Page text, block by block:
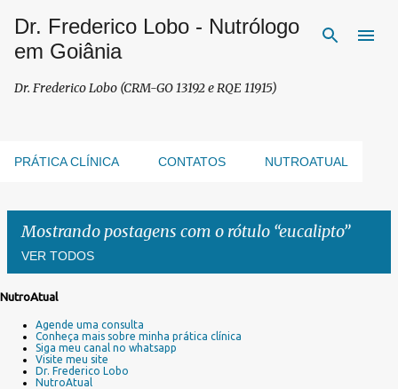
Pular para o conteúdo principal
Dr. Frederico Lobo - Nutrólogo
em Goiânia
Dr. Frederico Lobo (CRM-GO 13192 e RQE 11915)
PRÁTICA CLÍNICA CONTATOS NUTROATUAL
Mostrando postagens com o rótulo eucalipto
VER TODOS
NutroAtual
Agende uma consulta
Conheça mais sobre minha prática clínica
Siga meu canal no whatsapp
Visite meu site
Dr. Frederico Lobo
NutroAtual